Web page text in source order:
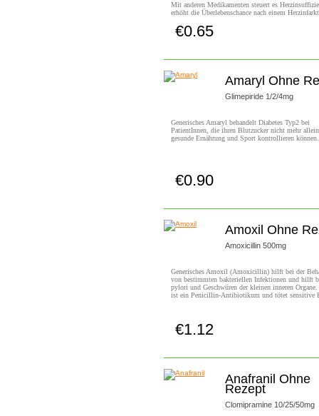
Mit anderen Medikamenten steuert es
erhöht die Überlebenschance nach einem
€0.65
Amaryl Ohne
Glimepiride 1/2/4mg
Generisches Amaryl behandelt Diabetes Typ2 bei
PatientInnen, die ihren Blutzucker nicht mehr
gesunde Ernährung und Sport kontrollieren können.
€0.90
Amoxil Ohne
Amoxicillin 500mg
Generisches Amoxil (Amoxicillin) hilft bei der
von bestimmten bakteriellen Infektionen und hilft
pylori und Geschwüren der kleinen inneren
ist ein Penicillin-Antibiotikum und tötet sensitive
€1.12
Anafranil Ohne
Rezept
Clomipramine 10/25/50mg